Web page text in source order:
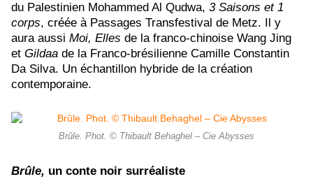
du Palestinien Mohammed Al Qudwa, 3 Saisons et 1
corps, créée à Passages Transfestival de Metz. Il y
aura aussi Moi, Elles de la franco-chinoise Wang Jing
et Gildaa de la Franco-brésilienne Camille Constantin
Da Silva. Un échantillon hybride de la création
contemporaine.
Brûle. Phot. © Thibault Behaghel – Cie Abysses
Brûle, un conte noir surréaliste